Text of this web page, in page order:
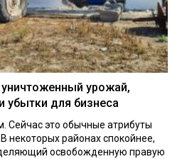
урожай,
убытки для бизнеса
Сейчас это обычные атрибуты
районах спокойнее,
освобожденную правую